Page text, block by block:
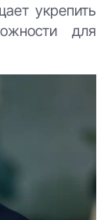
укрепить
для